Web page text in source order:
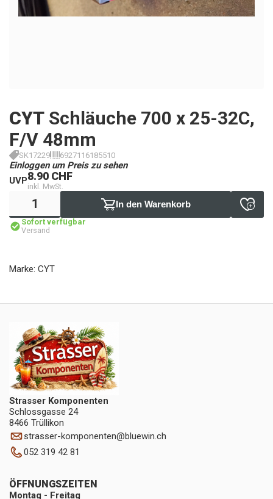
CYT Schläuche 700 x 25-32C,
F/V 48mm
SK17229 6927116185510
Einloggen um Preis zu sehen
UVP8.90 CHF
inkl. MwSt.
In den Warenkorb
Sofort verfügbar
Versand
Marke: CYT
Strasser Komponenten
Schlossgasse 24
8466 Trüllikon
strasser-komponenten@bluewin.ch
052 319 42 81
ÖFFNUNGSZEITEN
Montag - Freitag